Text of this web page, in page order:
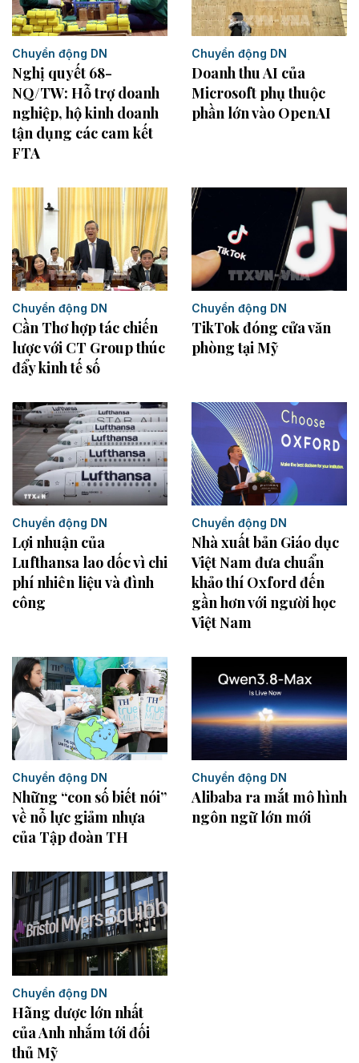
Chuyển động DN
Nghị quyết 68-
NQ/TW: Hỗ trợ doanh
nghiệp, hộ kinh doanh
tận dụng các cam kết
FTA
Chuyển động DN
Doanh thu AI của
Microsoft phụ thuộc
phần lớn vào OpenAI
Chuyển động DN
Cần Thơ hợp tác chiến
lược với CT Group thúc
đẩy kinh tế số
Chuyển động DN
TikTok đóng cửa văn
phòng tại Mỹ
Chuyển động DN
Lợi nhuận của
Lufthansa lao dốc vì chi
phí nhiên liệu và đình
công
Chuyển động DN
Nhà xuất bản Giáo dục
Việt Nam đưa chuẩn
khảo thí Oxford đến
gần hơn với người học
Việt Nam
Chuyển động DN
Những “con số biết nói”
về nỗ lực giảm nhựa
của Tập đoàn TH
Chuyển động DN
Alibaba ra mắt mô hình
ngôn ngữ lớn mới
Chuyển động DN
Hãng dược lớn nhất
của Anh nhắm tới đối
thủ Mỹ